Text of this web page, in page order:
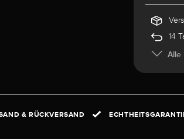
14
Alle
& RÜCKVERSAND